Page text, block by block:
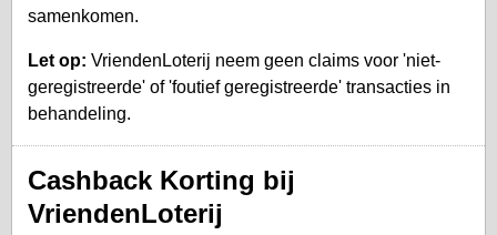
samenkomen.
Let op: VriendenLoterij neem geen claims voor 'niet-
geregistreerde' of 'foutief geregistreerde' transacties in
behandeling.
Cashback Korting bij
VriendenLoterij